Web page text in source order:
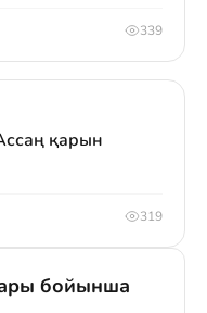
339
қарын
319
бойынша